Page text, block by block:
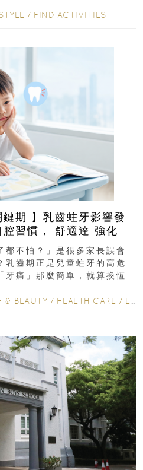
/ FIND ACTIVITIES
鍵期 】乳齒蛀牙影響發
適達 強化琺
都不怕？」是很多家長誤會
乳齒期正是兒童蛀牙的高危
牙痛」那麼簡單，就算換恆
& BEAUTY / HEALTH CARE / LIFESTYLE